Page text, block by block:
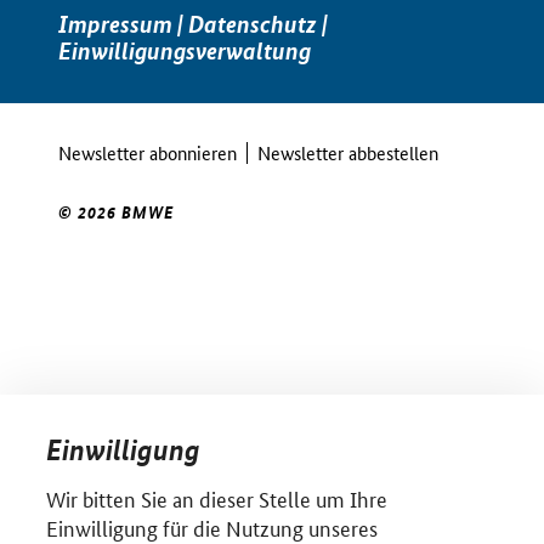
Impressum |Datenschutz|
Einwilligungsverwaltung
Newsletter abonnieren Newsletter abbestellen
© 2026 BMWE
Einwilligung
Wir bitten Sie an dieser Stelle um Ihre
Einwilligung für die Nutzung unseres